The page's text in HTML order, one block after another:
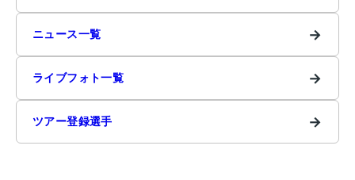
ニュース一覧 →
ライブフォト一覧 →
ツアー登録選手 →